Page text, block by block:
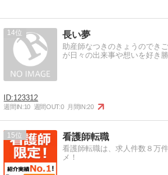
14 長い夢
助産師なつきのきょうのでき
が日々の出来事や想いを好き
123312
週間IN:10 週間OUT:0 月間IN:20
15 看護師転職
看護師転職は、求人件数８万
メ！